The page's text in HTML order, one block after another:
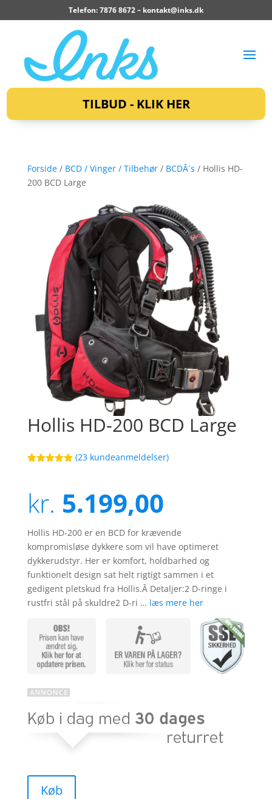
Telefon: 7876 8672 – kontakt@inks.dk
TILBUD - KLIK HER
Forside/ BCD / Vinger / Tilbehør/ BCDÂ´s / Hollis HD-
200 BCD Large
Hollis HD-200 BCD Large
baseret på
kundebedøm
melser
(23 kundeanmeldelser)
kr. 5.199,00
Hollis HD-200 er en BCD for krævende
kompromisløse dykkere som vil have optimeret
dykkerudstyr. Her er komfort, holdbarhed og
funktionelt design sat helt rigtigt sammen i et
gedigent pletskud fra Hollis.Â Detaljer:2 D-ringe i
rustfri stål på skuldre2 D-ri … læs mere her
Køb